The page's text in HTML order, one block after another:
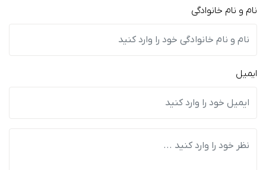
نام و نام خانوادگی
ایمیل